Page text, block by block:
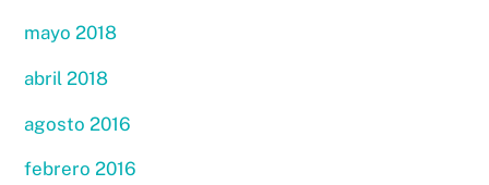
mayo 2018
abril 2018
agosto 2016
febrero 2016